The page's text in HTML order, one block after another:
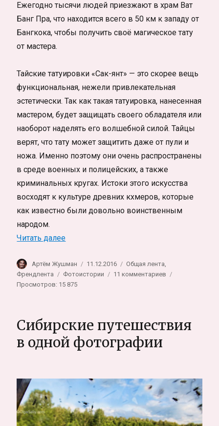
Ежегодно тысячи людей приезжают в храм Ват
Банг Пра, что находится всего в 50 км к западу от
Бангкока, чтобы получить своё магическое тату
от мастера.
Тайские татуировки «Сак-янт» — это скорее вещь
функциональная, нежели привлекательная
эстетически. Так как такая татуировка, нанесенная
мастером, будет защищать своего обладателя или
наоборот наделять его волшебной силой. Тайцы
верят, что тату может защитить даже от пули и
ножа. Именно поэтому они очень распространены
в среде военных и полицейских, а также
криминальных кругах. Истоки этого искусства
восходят к культуре древних кхмеров, которые
как известно были довольно воинственным
народом.
Читать далее«Фестиваль магических татуировок в
Автор
Артём Жушман Опубликовано
11.12.2016 Рубрики
Общая лента,
Френдлента
Метки
Фотоистории 11 комментариев
в
Просмотров: 15 875
Сибирские путешествия
в одной фотографии